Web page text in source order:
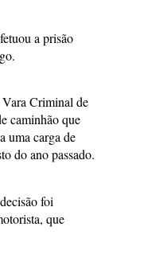
a prisão
Criminal de
caminhão que
uma carga de
do ano passado.
foi
que